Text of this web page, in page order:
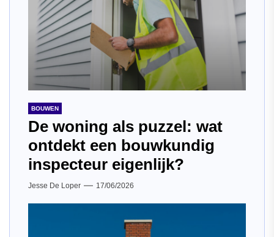
BOUWEN
De woning als puzzel: wat
ontdekt een bouwkundig
inspecteur eigenlijk?
Jesse De Loper 17/06/2026